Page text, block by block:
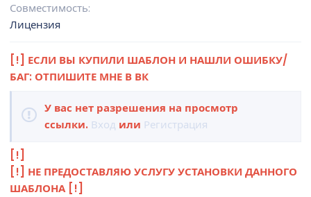
з
д
и
я
Совместимость
Лицензия
[!] ЕСЛИ ВЫ КУПИЛИ ШАБЛОН И НАШЛИ ОШИБКУ/
БАГ: ОТПИШИТЕ МНЕ В ВК
У вас нет разрешения на просмотр
ссылки. Вход или Регистрация
[!]
[!] НЕ ПРЕДОСТАВЛЯЮ УСЛУГУ УСТАНОВКИ ДАННОГО
ШАБЛОНА [!]